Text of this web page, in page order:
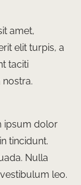
amet,
elit turpis, a
taciti
ipsum dolor
tincidunt.
Nulla
leo.